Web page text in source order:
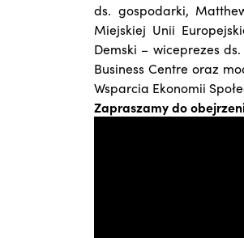
ds. gospodarki,
Miejskiej Unii
Demski – wiceprezes
Business Centre oraz
Wsparcia Ekonomii
Zapraszamy do